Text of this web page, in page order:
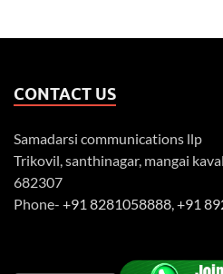
CONTACT US
Samadarsi communications llp
Trikovil, santhinagar, mangai
682307
Phone- +91 8281058888 +91